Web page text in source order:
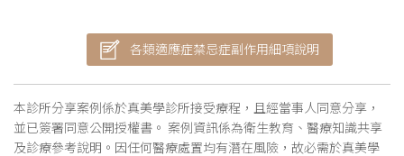
各類適應症禁忌症副作用細項說明
本診所分享案例係於真美學診所接受療程，且經當事人同意分享，
並已簽署同意公開授權書。 案例資訊係為衛生教育、醫療知識共享
及診療參考說明。因任何醫療處置均有潛在風險，故必需於真美學